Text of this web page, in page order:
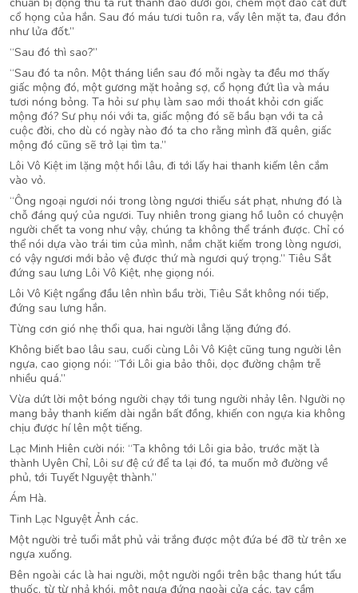
cổ họng của hắn. Sau đó máu tươi tuôn ra, vẩy lên mặt ta, đau đớn
như lửa đốt.”
“Sau đó thì sao?”
“Sau đó ta nôn. Một tháng liền sau đó mỗi ngày ta đều mơ thấy
giấc mộng đó, một gương mặt hoảng sợ, cổ họng đứt lìa và máu
tươi nóng bỏng. Ta hỏi sư phụ làm sao mới thoát khỏi cơn giấc
mộng đó? Sư phụ nói với ta, giấc mộng đó sẽ bầu bạn với ta cả
cuộc đời, cho dù có ngày nào đó ta cho rằng mình đã quên, giấc
mộng đó cũng sẽ trở lại tìm ta.”
Lôi Vô Kiệt im lặng một hồi lâu, đi tới lấy hai thanh kiếm lên cắm
vào vỏ.
“Ông ngoại ngươi nói trong lòng ngươi thiếu sát phạt, nhưng đó là
chỗ đáng quý của ngươi. Tuy nhiên trong giang hồ luôn có chuyện
người chết ta vong như vậy, chúng ta không thể tránh được. Chỉ có
thể nói dựa vào trái tim của mình, nắm chặt kiếm trong lòng ngươi,
có vậy ngươi mới bảo vệ được thứ mà ngươi quý trọng.” Tiêu Sắt
đứng sau lưng Lôi Vô Kiệt, nhẹ giọng nói.
Lôi Vô Kiệt ngẩng đầu lên nhìn bầu trời, Tiêu Sắt không nói tiếp,
đứng sau lưng hắn.
Từng cơn gió nhẹ thổi qua, hai người lẳng lặng đứng đó.
Không biết bao lâu sau, cuối cùng Lôi Vô Kiệt cũng tung người lên
ngựa, cao giọng nói: “Tới Lôi gia bảo thôi, dọc đường chậm trễ
nhiều quá.”
Vừa dứt lời một bóng người chạy tới tung người nhảy lên. Người nọ
mang bảy thanh kiếm dài ngắn bất đồng, khiến con ngựa kia không
chịu được hí lên một tiếng.
Lạc Minh Hiên cười nói: “Ta không tới Lôi gia bảo, trước mặt là
thành Uyên Chỉ, Lôi sư đệ cứ để ta lại đó, ta muốn mở đường về
phủ, tới Tuyết Nguyệt thành.”
Ám Hà.
Tinh Lạc Nguyệt Ảnh các.
Một người trẻ tuổi mắt phủ vải trắng được một đứa bé đỡ từ trên xe
ngựa xuống.
Bên ngoài các là hai người, một người ngồi trên bậc thang hút tẩu
thuốc, từ từ nhả khói, một ngựa đứng ngoài cửa các, tay cầm